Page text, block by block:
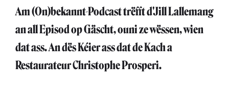
Am (On)bekannt-Podcast trëfft d'Jill Lallemang
an all Episod op Gäscht, ouni ze wëssen, wien
dat ass. An dës Kéier ass dat de Kach a
Restaurateur Christophe Prosperi.